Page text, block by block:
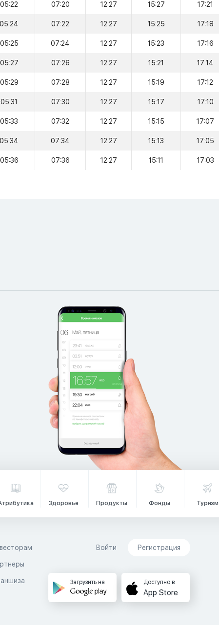
05:22 07:20 12:27 15:27 17:21
05:24 07:22 12:27 15:25 17:18
05:25 07:24 12:27 15:23 17:16
05:27 07:26 12:27 15:21 17:14
05:29 07:28 12:27 15:19 17:12
05:31 07:30 12:27 15:17 17:10
05:33 07:32 12:27 15:15 17:07
05:34 07:34 12:27 15:13 17:05
05:36 07:36 12:27 15:11 17:03
Здоровье Продукты Фонды Туризм
Войти Регистрация
Загрузить на Доступно в
App Store